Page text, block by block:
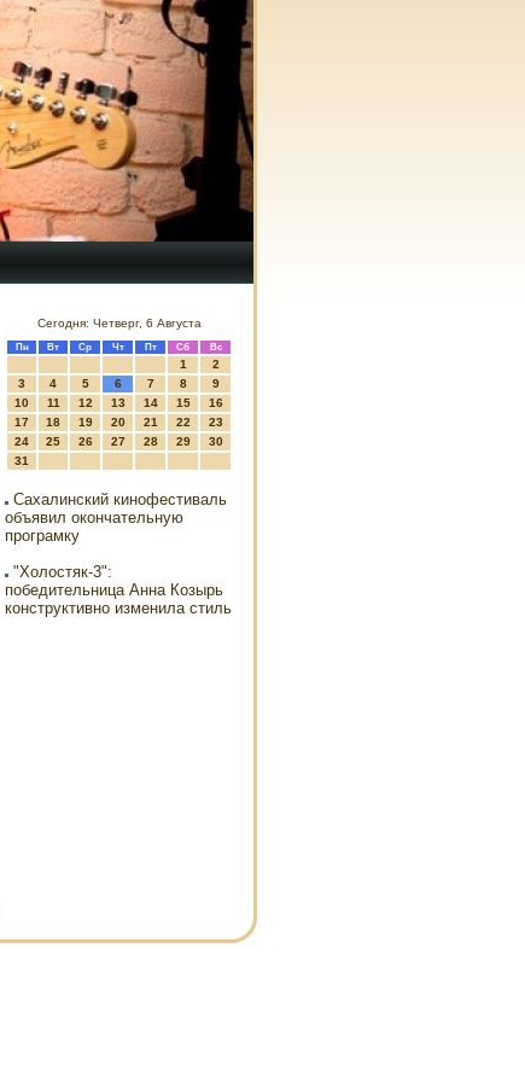
Сегодня: Четверг, 6 Августа
Пн Вт Ср Чт Пт Сб Вс
1
2
3
4 5 6 7 8
9
10
11 12 13 14 15
16
17
18 19 20 21 22
23
24
25 26 27 28 29
30
31
Сахалинский кинофестиваль
объявил окончательную
програмку
"Холостяк-3":
победительница Анна Козырь
конструктивно изменила стиль